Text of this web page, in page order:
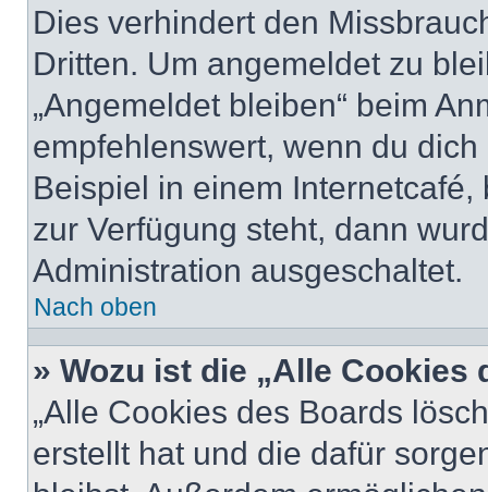
Dies verhindert den
Dritten. Um angemeldet zu
„Angemeldet bleiben“ beim
empfehlenswert, wenn du
Beispiel in einem
zur Verfügung steht, dann
Administration ausgeschaltet.
Nach oben
» Wozu ist die „Alle
„Alle Cookies des Boards
erstellt hat und die dafür